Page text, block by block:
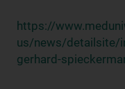
https://
us/news/detailsite/
gerhard-